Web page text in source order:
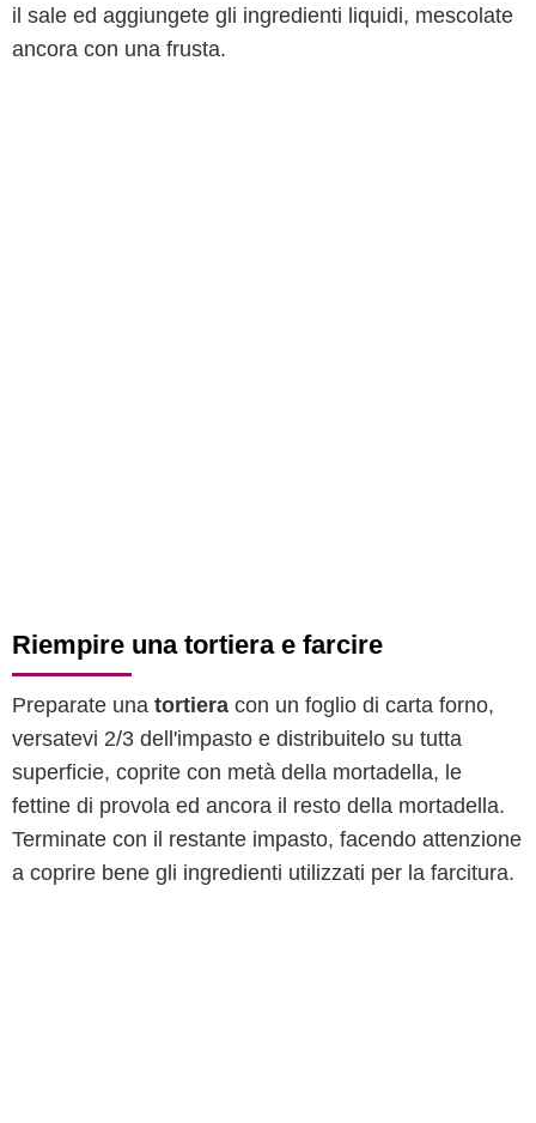
il sale ed aggiungete gli ingredienti liquidi, mescolate
ancora con una frusta.
Riempire una tortiera e farcire
Preparate una tortiera con un foglio di carta forno,
versatevi 2/3 dell'impasto e distribuitelo su tutta
superficie, coprite con metà della mortadella, le
fettine di provola ed ancora il resto della mortadella.
Terminate con il restante impasto, facendo attenzione
a coprire bene gli ingredienti utilizzati per la farcitura.